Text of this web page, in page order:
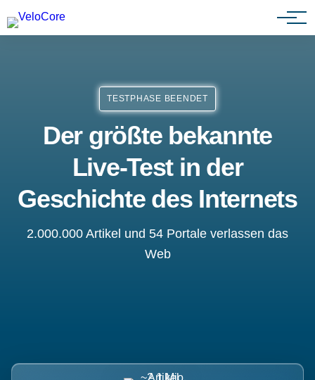
Partnerprogramm
TESTPHASE BEENDET
Der größte bekannte
Live-Test in der
Geschichte des Internets
2.000.000 Artikel und 54 Portale verlassen das
Web